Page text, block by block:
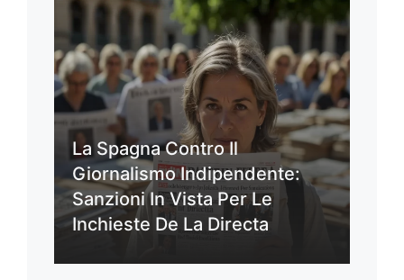
La Spagna Contro Il
Giornalismo Indipendente:
Sanzioni In Vista Per Le
Inchieste De La Directa